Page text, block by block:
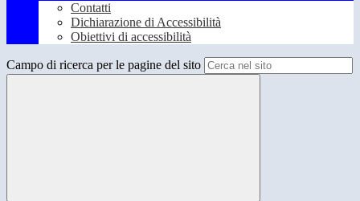
Contatti
Dichiarazione di Accessibilità
Obiettivi di accessibilità
Campo di ricerca per le pagine del sito